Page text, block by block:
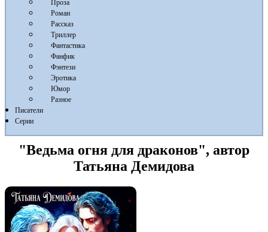
Проза
Роман
Рассказ
Триллер
Фантастика
Фанфик
Фэнтези
Эротика
Юмор
Разное
Писатели
Серии
"Ведьма огня для драконов", автор
Татьяна Демидова